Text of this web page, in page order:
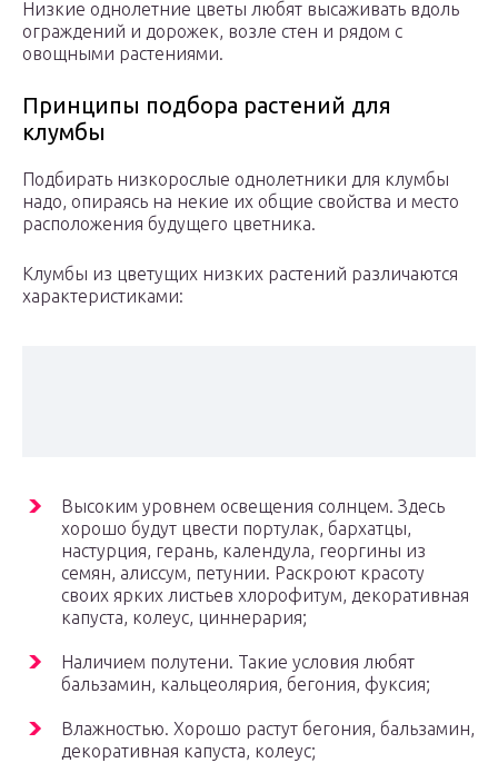
Низкие однолетние цветы любят высаживать вдоль
ограждений и дорожек, возле стен и рядом с
овощными растениями.
Принципы подбора растений для
клумбы
Подбирать низкорослые однолетники для клумбы
надо, опираясь на некие их общие свойства и место
расположения будущего цветника.
Клумбы из цветущих низких растений различаются
характеристиками:
Высоким уровнем освещения солнцем. Здесь
хорошо будут цвести портулак, бархатцы,
настурция, герань, календула, георгины из
семян, алиссум, петунии. Раскроют красоту
своих ярких листьев хлорофитум, декоративная
капуста, колеус, циннерария;
Наличием полутени. Такие условия любят
бальзамин, кальцеолярия, бегония, фуксия;
Влажностью. Хорошо растут бегония, бальзамин,
декоративная капуста, колеус;